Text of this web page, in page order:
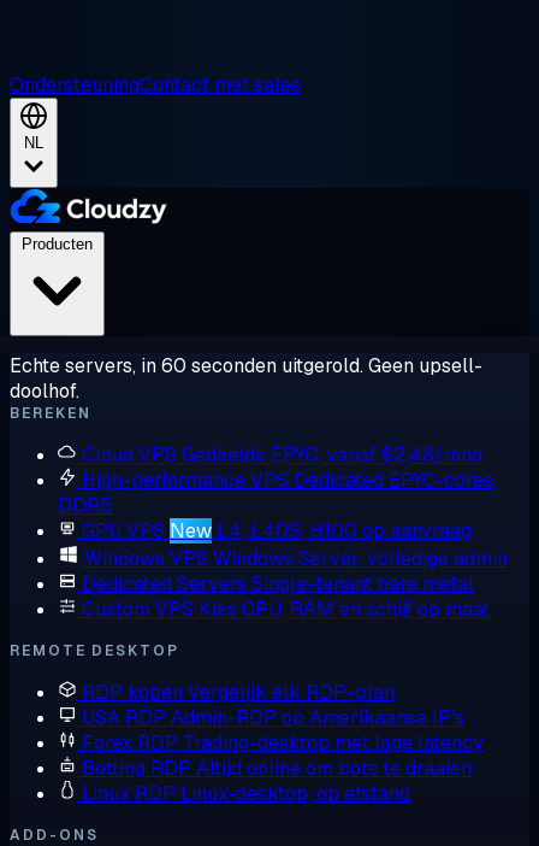
OndersteuningContact met sales
NL
Echte servers, in 60 seconden uitgerold. Geen upsell-
doolhof.
BEREKEN
Cloud VPS Gedeelde EPYC, vanaf $2,48/mnd
High-performance VPS Dedicated EPYC-cores,
DDR5
GPU VPS New L4, L40S, H100 op aanvraag
Windows VPS Windows Server, volledige admin
Dedicated Servers Single-tenant bare metal
Custom VPS Kies CPU, RAM en schijf op maat
REMOTE DESKTOP
RDP kopen Vergelijk elk RDP-plan
USA RDP Admin-RDP op Amerikaanse IP's
Forex RDP Trading-desktop met lage latency
Botting RDP Altijd online om bots te draaien
Linux RDP Linux-desktop, op afstand
ADD-ONS